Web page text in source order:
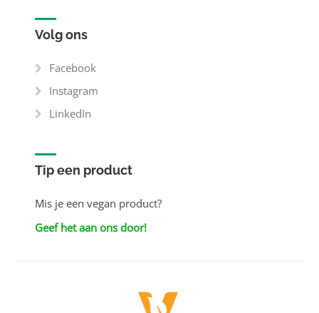
Volg ons
Facebook
Instagram
LinkedIn
Tip een product
Mis je een vegan product?
Geef het aan ons door!